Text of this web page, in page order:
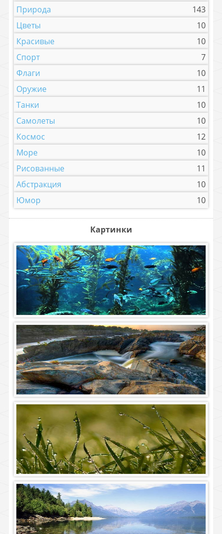
Природа
143
Цветы
10
Красивые
10
Спорт
7
Флаги
10
Оружие
11
Танки
10
Самолеты
10
Космос
12
Море
10
Рисованные
11
Абстракция
10
Юмор
10
Картинки